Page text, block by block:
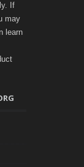
If
may
learn